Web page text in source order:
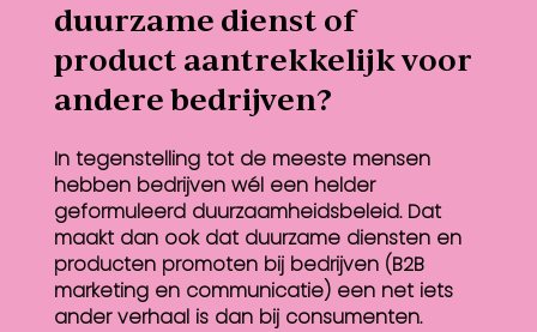
duurzame dienst of
product aantrekkelijk voor
andere bedrijven?
In tegenstelling tot de meeste mensen
hebben bedrijven wél een helder
geformuleerd duurzaamheidsbeleid. Dat
maakt dan ook dat duurzame diensten en
producten promoten bij bedrijven (B2B
marketing en communicatie) een net iets
ander verhaal is dan bij consumenten.